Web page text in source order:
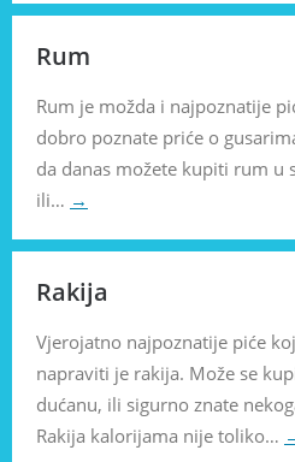
Rum
Rum je možda i najpoznatije
dobro poznate priće o
da danas možete kupiti rum u
ili… →
Rakija
Vjerojatno najpoznatije piće
napraviti je rakija. Može se
dućanu, ili sigurno znate
Rakija kalorijama nije toliko…